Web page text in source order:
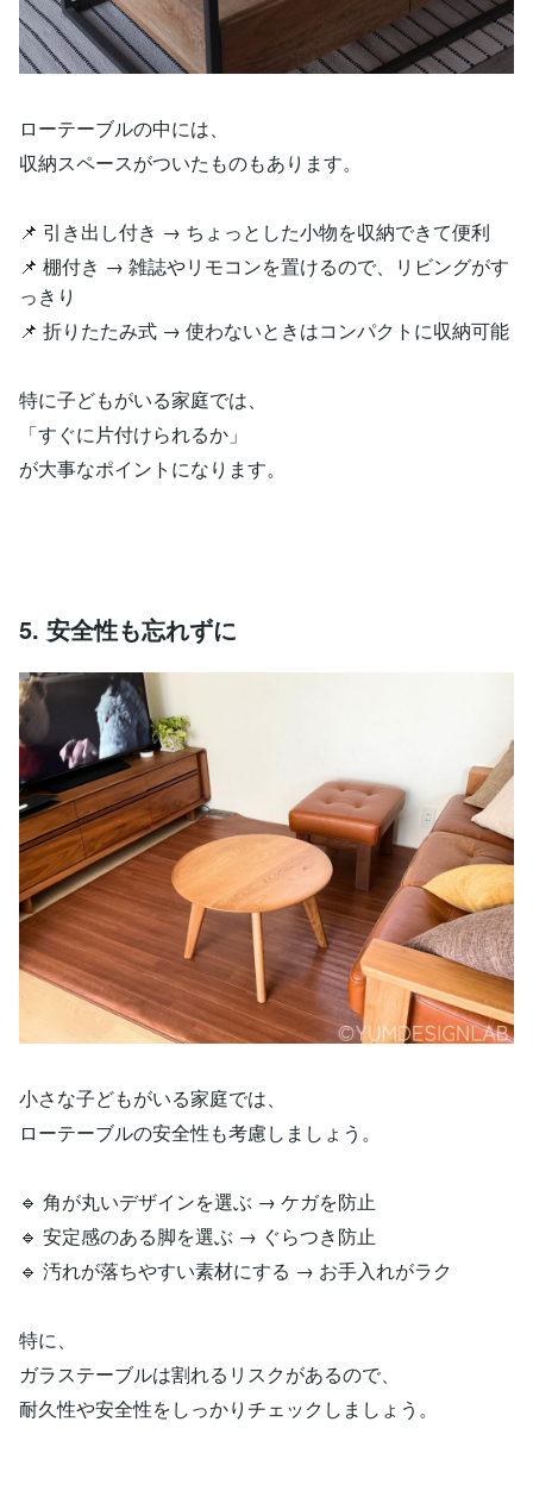
ローテーブルの中には、
収納スペースがついたものもあります。
📌 引き出し付き → ちょっとした小物を収納できて便利
📌 棚付き → 雑誌やリモコンを置けるので、リビングがす
っきり
📌 折りたたみ式 → 使わないときはコンパクトに収納可能
特に子どもがいる家庭では、
「すぐに片付けられるか」
が大事なポイントになります。
5. 安全性も忘れずに
小さな子どもがいる家庭では、
ローテーブルの安全性も考慮しましょう。
🔹 角が丸いデザインを選ぶ → ケガを防止
🔹 安定感のある脚を選ぶ → ぐらつき防止
🔹 汚れが落ちやすい素材にする → お手入れがラク
特に、
ガラステーブルは割れるリスクがあるので、
耐久性や安全性をしっかりチェックしましょう。